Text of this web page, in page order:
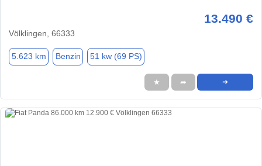
13.490 €
Völklingen, 66333
5.623 km Benzin 51 kw (69 PS)
★ ➦ ➜